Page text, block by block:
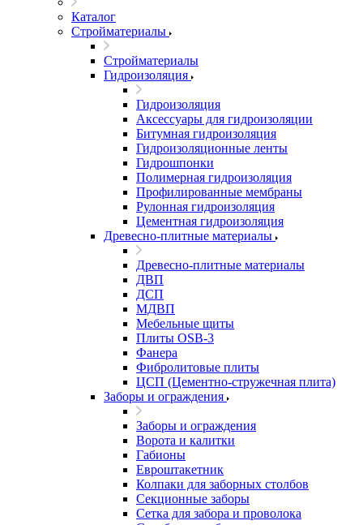
Каталог
Стройматериалы
Стройматериалы
Гидроизоляция
Гидроизоляция
Аксессуары для гидроизоляции
Битумная гидроизоляция
Гидроизоляционные ленты
Гидрошпонки
Полимерная гидроизоляция
Профилированные мембраны
Рулонная гидроизоляция
Цементная гидроизоляция
Древесно-плитные материалы
Древесно-плитные материалы
ДВП
ДСП
МДВП
Мебельные щиты
Плиты OSB-3
Фанера
Фибролитовые плиты
ЦСП (Цементно-стружечная плита)
Заборы и ограждения
Заборы и ограждения
Ворота и калитки
Габионы
Евроштакетник
Колпаки для заборных столбов
Секционные заборы
Сетка для забора и проволока